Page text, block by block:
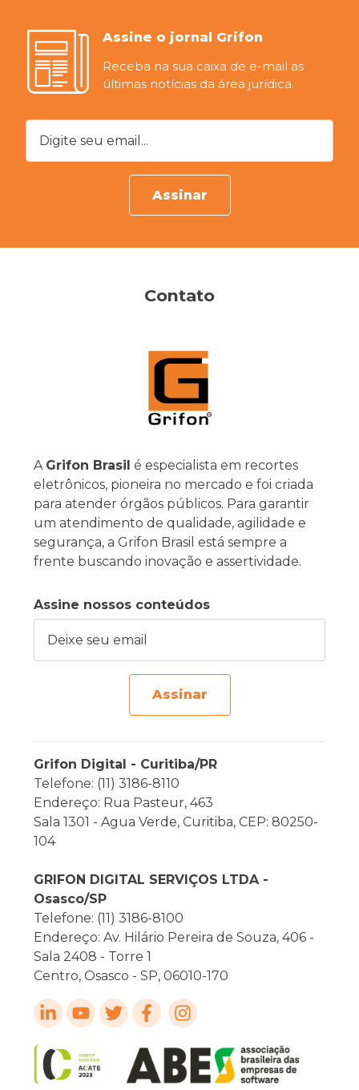
Assine o jornal Grifon
Receba na sua caixa de e-mail as
últimas notícias da área jurídica.
Digite seu email...
Assinar
Contato
A Grifon Brasil é especialista em recortes
eletrônicos, pioneira no mercado e foi criada
para atender órgãos públicos. Para garantir
um atendimento de qualidade, agilidade e
segurança, a Grifon Brasil está sempre a
frente buscando inovação e assertividade.
Assine nossos conteúdos
Assinar
Grifon Digital - Curitiba/PR
Telefone: (11) 3186-8110
Endereço: Rua Pasteur, 463
Sala 1301 - Agua Verde, Curitiba, CEP: 80250-
104
GRIFON DIGITAL SERVIÇOS LTDA -
Osasco/SP
Telefone: (11) 3186-8100
Endereço: Av. Hilário Pereira de Souza, 406 -
Sala 2408 - Torre 1
Centro, Osasco - SP, 06010-170